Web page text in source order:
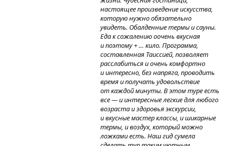
настоящее произведение искусства,
которую нужно обязательно
увидеть. Обалденные термы и сауны.
Еда к сожалению оочень вкусная
и поэтому + … кило. Программа,
составленная Таиссией, позволяет
расслабиться и очень комфортно
и интересно, без напряга, проводить
время и получать удовольствие
от каждой минуты. В этом туре есть
все — и интересные легкие для любого
возраста и здоровья экскурсии,
и вкусные мастер классы, и шикарные
термы, и воздух, который можно
ложками есть. Наш гид сумела